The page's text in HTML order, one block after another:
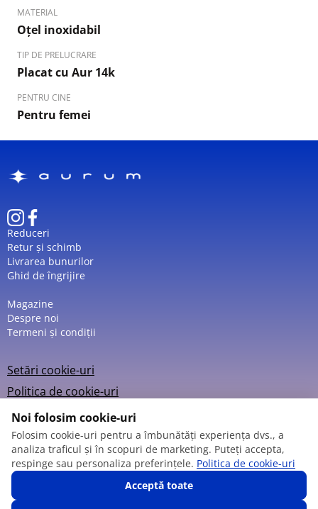
MATERIAL
Oțel inoxidabil
TIP DE PRELUCRARE
Placat cu Aur 14k
PENTRU CINE
Pentru femei
Reduceri
Retur și schimb
Livrarea bunurilor
Ghid de îngrijire
Magazine
Despre noi
Termeni și condiții
Setări cookie-uri
Politica de cookie-uri
© 2013 – 2026
Noi folosim cookie-uri
Folosim cookie-uri pentru a îmbunătăți experiența dvs., a
analiza traficul și în scopuri de marketing. Puteți accepta,
respinge sau personaliza preferințele. Politica de cookie-uri
Acceptă toate